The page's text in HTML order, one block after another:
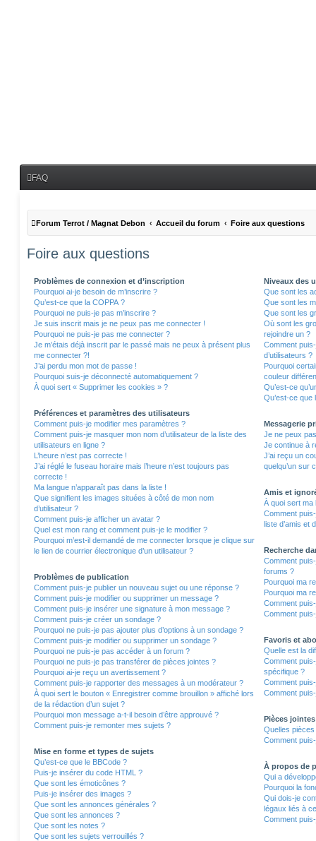
FAQ
Forum Terrot / Magnat Debon Accueil du forum Foire aux questions
Foire aux questions
Problèmes de connexion et d’inscription
Pourquoi ai-je besoin de m’inscrire ?
Qu’est-ce que la COPPA ?
Pourquoi ne puis-je pas m’inscrire ?
Je suis inscrit mais je ne peux pas me connecter !
Pourquoi ne puis-je pas me connecter ?
Je m’étais déjà inscrit par le passé mais ne peux à présent plus
me connecter ?!
J’ai perdu mon mot de passe !
Pourquoi suis-je déconnecté automatiquement ?
À quoi sert « Supprimer les cookies » ?
Préférences et paramètres des utilisateurs
Comment puis-je modifier mes paramètres ?
Comment puis-je masquer mon nom d’utilisateur de la liste des
utilisateurs en ligne ?
L’heure n’est pas correcte !
J’ai réglé le fuseau horaire mais l’heure n’est toujours pas
correcte !
Ma langue n’apparaît pas dans la liste !
Que signifient les images situées à côté de mon nom
d’utilisateur ?
Comment puis-je afficher un avatar ?
Quel est mon rang et comment puis-je le modifier ?
Pourquoi m’est-il demandé de me connecter lorsque je clique sur
le lien de courrier électronique d’un utilisateur ?
Problèmes de publication
Comment puis-je publier un nouveau sujet ou une réponse ?
Comment puis-je modifier ou supprimer un message ?
Comment puis-je insérer une signature à mon message ?
Comment puis-je créer un sondage ?
Pourquoi ne puis-je pas ajouter plus d’options à un sondage ?
Comment puis-je modifier ou supprimer un sondage ?
Pourquoi ne puis-je pas accéder à un forum ?
Pourquoi ne puis-je pas transférer de pièces jointes ?
Pourquoi ai-je reçu un avertissement ?
Comment puis-je rapporter des messages à un modérateur ?
À quoi sert le bouton « Enregistrer comme brouillon » affiché lors
de la rédaction d’un sujet ?
Pourquoi mon message a-t-il besoin d’être approuvé ?
Comment puis-je remonter mes sujets ?
Mise en forme et types de sujets
Qu’est-ce que le BBCode ?
Puis-je insérer du code HTML ?
Que sont les émoticônes ?
Puis-je insérer des images ?
Que sont les annonces générales ?
Que sont les annonces ?
Que sont les notes ?
Que sont les sujets verrouillés ?
Niveaux des
Que sont les
Que sont les
Que sont les
Où sont les
rejoindre un ?
Comment
d’utilisateurs ?
Pourquoi
couleur
Qu’est-ce
Qu’est-ce que
Messagerie
Je ne peux
Je continue à
J’ai reçu un
quelqu’un sur
Amis et
À quoi sert ma
Comment
liste d’amis et
Recherche
Comment
forums ?
Pourquoi ma
Pourquoi ma
Comment
Comment
Favoris et
Quelle est la
Comment
spécifique ?
Comment
Comment
Pièces jointes
Quelles
Comment
À propos de
Qui a
Pourquoi la
Qui dois-je
légaux liés à
Comment